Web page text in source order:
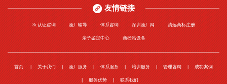
友情链接
3c认证咨询 验厂辅导 体系咨询 深圳验厂网 清远商标注册
亲子鉴定中心 商砼站设备
首页 关于我们 验厂服务 体系服务 培训服务 管理咨询 成功案例
服务优势 联系我们